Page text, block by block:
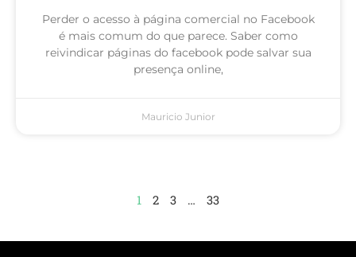
Perder o acesso à página comercial no Facebook
é mais comum do que parece. Saber como
reivindicar páginas do facebook pode salvar sua
presença online,
Mauricio Junior
1 2 3 … 33